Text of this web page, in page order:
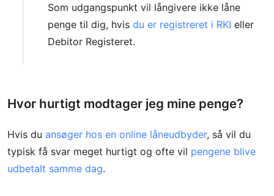
Som udgangspunkt vil långivere ikke låne
penge til dig, hvis du er registreret i RKI eller
Debitor Registeret.
Hvor hurtigt modtager jeg mine penge?
Hvis du ansøger hos en online låneudbyder, så vil du
typisk få svar meget hurtigt og ofte vil pengene blive
udbetalt samme dag.